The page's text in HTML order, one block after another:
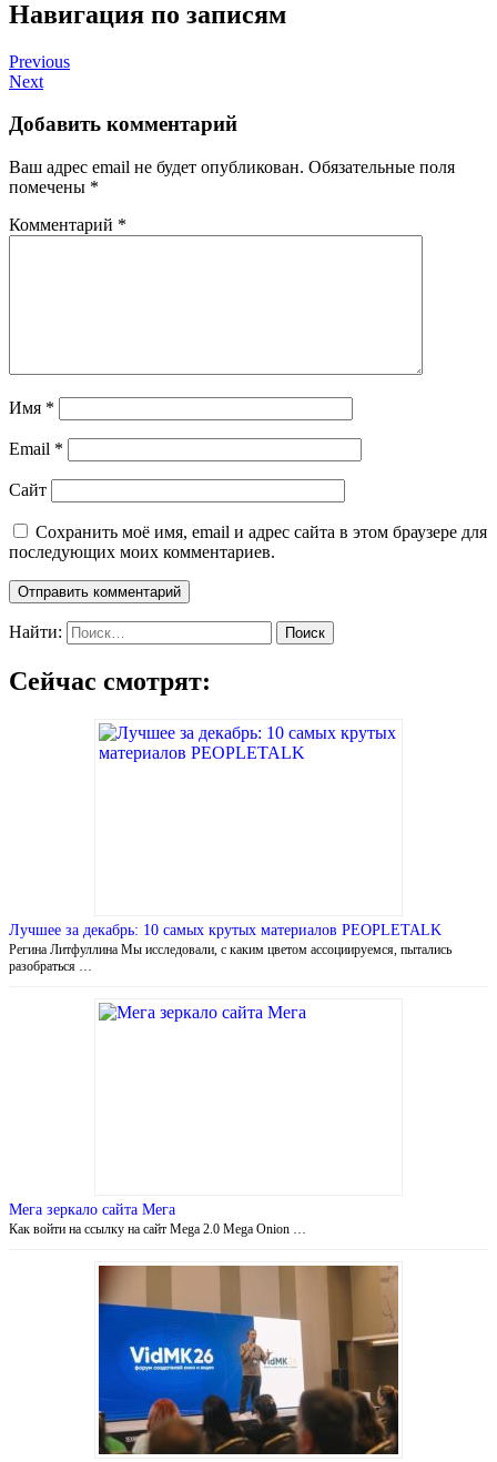
Навигация по записям
Previous
Next
Добавить комментарий
Ваш адрес email не будет опубликован. Обязательные поля
помечены *
Комментарий *
Имя *
Email *
Сайт
Сохранить моё имя, email и адрес сайта в этом браузере для
последующих моих комментариев.
Найти:
Сейчас смотрят:
Лучшее за декабрь: 10 самых крутых материалов PEOPLETALK
Регина Литфуллина Мы исследовали, с каким цветом ассоциируемся, пытались
разобраться …
Мега зеркало сайта Мега
Как войти на ссылку на сайт Mega 2.0 Mega Onion …